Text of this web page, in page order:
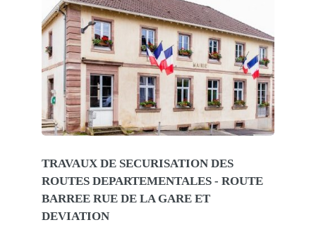
TRAVAUX DE SECURISATION DES
ROUTES DEPARTEMENTALES - ROUTE
BARREE RUE DE LA GARE ET
DEVIATION